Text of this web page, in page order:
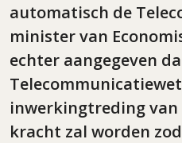
automatisch de
minister van
echter aangegeven
inwerkingtreding van
kracht zal worden